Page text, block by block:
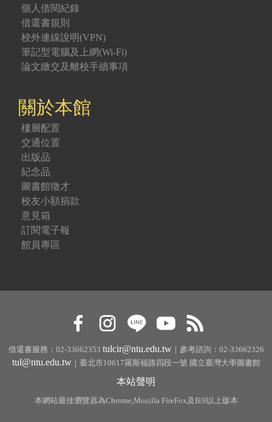
個人借閱紀錄
借還書規則
校外連線說明(VPN)
筆記型電腦及上網(Wi-Fi)
論文繳交及離校手續事項
關於本館
樓層配置
交通位置
出版品
紀念品
圖書館徵才
校友小額捐款
意見箱
訂閱電子報
館員專區
借還書服務：02-33662353 tulcir@ntu.edu.tw｜參考諮詢：02-33662326
tul@ntu.edu.tw｜臺北市10617羅斯福路四段一號 國立臺灣大學圖書館
本站聲明
本網站最佳瀏覽器為Chrome,Mozilla FireFox及IE9以上版本